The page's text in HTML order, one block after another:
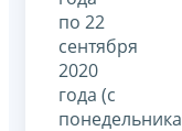
по 22
сентября
2020
года (с
понедельника